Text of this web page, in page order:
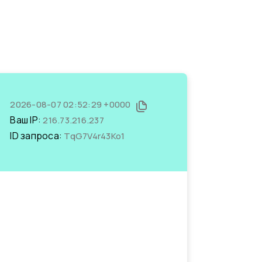
2026-08-07 02:52:29 +0000
Ваш IP:216.73.216.237
ID запроса: TqG7V4r43Ko1